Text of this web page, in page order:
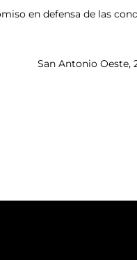
en defensa de las
San Antonio Oeste,